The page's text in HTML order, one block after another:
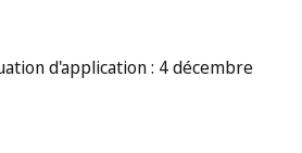
d'application : 4 décembre